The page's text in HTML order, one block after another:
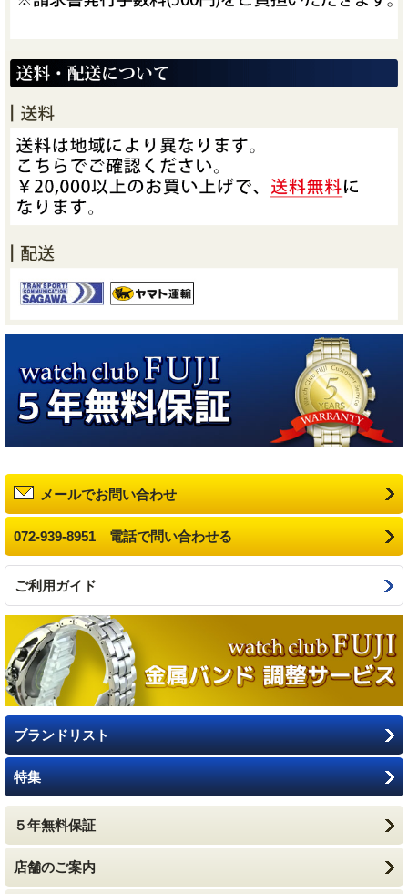
メールでお問い合わせ
072-939-8951 電話で問い合わせる
ご利用ガイド
ブランドリスト
特集
５年無料保証
店舗のご案内